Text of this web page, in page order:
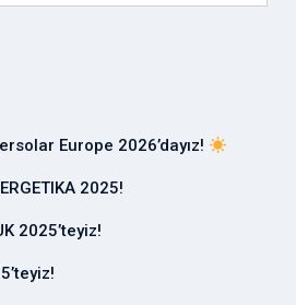
Europe 2026’dayız!
2025!
2025’teyiz!